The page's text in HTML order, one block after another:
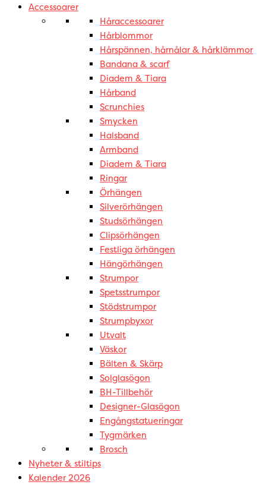
Accessoarer
Håraccessoarer
Hårblommor
Hårspännen, hårnålar & hårklämmor
Bandana & scarf
Diadem & Tiara
Hårband
Scrunchies
Smycken
Halsband
Armband
Diadem & Tiara
Ringar
Örhängen
Silverörhängen
Studsörhängen
Clipsörhängen
Festliga örhängen
Hängörhängen
Strumpor
Spetsstrumpor
Stödstrumpor
Strumpbyxor
Utvalt
Väskor
Bälten & Skärp
Solglasögon
BH-Tillbehör
Designer-Glasögon
Engångstatueringar
Tygmärken
Brosch
Nyheter & stiltips
Kalender 2026